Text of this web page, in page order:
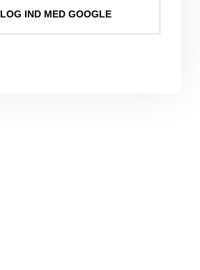
LOG IND MED GOOGLE